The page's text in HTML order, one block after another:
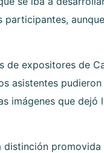
de expositores de
asistentes
imágenes que dejó
distinción